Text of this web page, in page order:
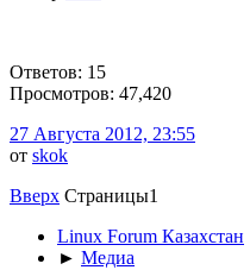
Ответов: 15
Просмотров: 47,420
27 Августа 2012, 23:55
от skok
Вверх Страницы1
Linux Forum Казахстан
► Медиа